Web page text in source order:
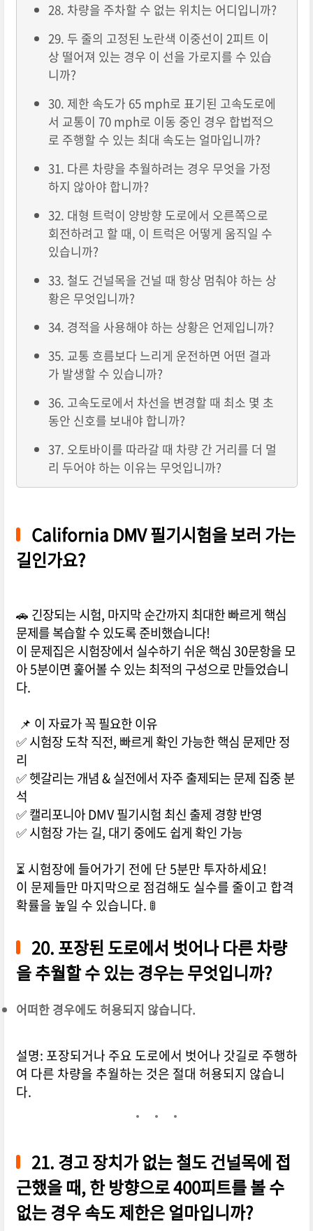
28. 차량을 주차할 수 없는 위치는 어디입니까?
29. 두 줄의 고정된 노란색 이중선이 2피트 이
상 떨어져 있는 경우 이 선을 가로지를 수 있습
니까?
30. 제한 속도가 65 mph로 표기된 고속도로에
서 교통이 70 mph로 이동 중인 경우 합법적으
로 주행할 수 있는 최대 속도는 얼마입니까?
31. 다른 차량을 추월하려는 경우 무엇을 가정
하지 않아야 합니까?
32. 대형 트럭이 양방향 도로에서 오른쪽으로
회전하려고 할 때, 이 트럭은 어떻게 움직일 수
있습니까?
33. 철도 건널목을 건널 때 항상 멈춰야 하는 상
황은 무엇입니까?
34. 경적을 사용해야 하는 상황은 언제입니까?
35. 교통 흐름보다 느리게 운전하면 어떤 결과
가 발생할 수 있습니까?
36. 고속도로에서 차선을 변경할 때 최소 몇 초
동안 신호를 보내야 합니까?
37. 오토바이를 따라갈 때 차량 간 거리를 더 멀
리 두어야 하는 이유는 무엇입니까?
California DMV 필기시험을 보러 가는
길인가요?
🚗 긴장되는 시험, 마지막 순간까지 최대한 빠르게 핵심
문제를 복습할 수 있도록 준비했습니다!
이 문제집은 시험장에서 실수하기 쉬운 핵심 30문항을 모
아 5분이면 훑어볼 수 있는 최적의 구성으로 만들었습니
다.
📌 이 자료가 꼭 필요한 이유
✅ 시험장 도착 직전, 빠르게 확인 가능한 핵심 문제만 정
리
✅ 헷갈리는 개념 & 실전에서 자주 출제되는 문제 집중 분
석
✅ 캘리포니아 DMV 필기시험 최신 출제 경향 반영
✅ 시험장 가는 길, 대기 중에도 쉽게 확인 가능
⏳ 시험장에 들어가기 전에 단 5분만 투자하세요!
이 문제들만 마지막으로 점검해도 실수를 줄이고 합격
확률을 높일 수 있습니다. 🚦
20. 포장된 도로에서 벗어나 다른 차량
을 추월할 수 있는 경우는 무엇입니까?
어떠한 경우에도 허용되지 않습니다.
설명: 포장되거나 주요 도로에서 벗어나 갓길로 주행하
여 다른 차량을 추월하는 것은 절대 허용되지 않습니
다.
21. 경고 장치가 없는 철도 건널목에 접
근했을 때, 한 방향으로 400피트를 볼 수
없는 경우 속도 제한은 얼마입니까?